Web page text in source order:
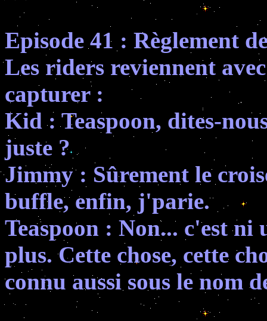
Episode 41 : Règlement
Les riders reviennent
capturer :
Kid : Teaspoon, dites-
juste ?
Jimmy : Sûrement le
buffle, enfin, j'parie.
Teaspoon : Non... c'est
plus. Cette chose, cette
connu aussi sous le nom